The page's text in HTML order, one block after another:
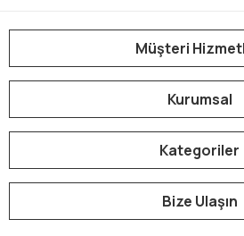
Müşteri
Kurumsal
Kategoriler
Bize Ulaşın